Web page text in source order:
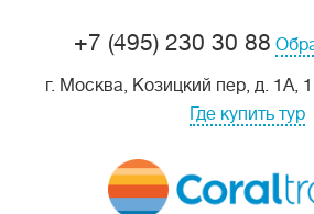
+7 (495) 230 30 88
г. Москва, Козицкий пер, д. 1А,
Где купить тур